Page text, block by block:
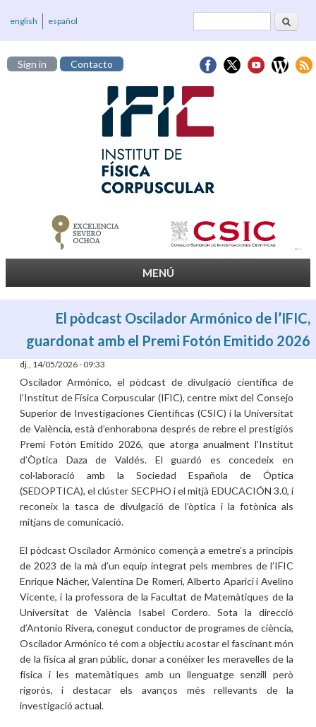
Formulari deCerca
english español
Sign in Contacto
MENÚ
El pòdcast Oscilador Armónico de l’IFIC,
guardonat amb el Premi Fotón Emitido 2026
dj., 14/05/2026 - 09:33
Oscilador Armónico, el pòdcast de divulgació científica de
l’Institut de Física Corpuscular (IFIC), centre mixt del Consejo
Superior de Investigaciones Científicas (CSIC) i la Universitat
de València, està d’enhorabona després de rebre el prestigiós
Premi Fotón Emitido 2026, que atorga anualment l’Institut
d’Òptica Daza de Valdés. El guardó es concedeix en
col·laboració amb la Sociedad Española de Óptica
(SEDOPTICA), el clúster SECPHO i el mitjà EDUCACIÓN 3.0, i
reconeix la tasca de divulgació de l’òptica i la fotònica als
mitjans de comunicació.
El pòdcast Oscilador Armónico començà a emetre’s a principis
de 2023 de la mà d’un equip integrat pels membres de l’IFIC
Enrique Nácher, Valentina De Romeri, Alberto Aparici i Avelino
Vicente, i la professora de la Facultat de Matemàtiques de la
Universitat de València Isabel Cordero. Sota la direcció
d’Antonio Rivera, conegut conductor de programes de ciència,
Oscilador Armónico té com a objectiu acostar el fascinant món
de la física al gran públic, donar a conéixer les meravelles de la
física i les matemàtiques amb un llenguatge senzill però
rigorós, i destacar els avanços més rellevants de la
investigació actual.